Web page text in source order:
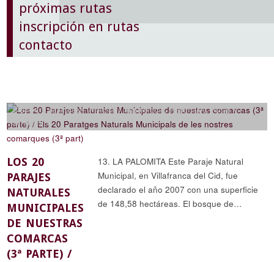
próximas rutas
inscripción en rutas
contacto
LOS 20
PARAJES
NATURALES
MUNICIPALES
DE NUESTRAS
COMARCAS
(3ª PARTE) /
Ciencia y naturaleza,Historia y arqueología,Reportajes, Rutas y
senderismo
13. LA PALOMITA Este Paraje Natural
Municipal, en Villafranca del Cid, fue
declarado el año 2007 con una superficie
de 148,58 hectáreas. El bosque de…